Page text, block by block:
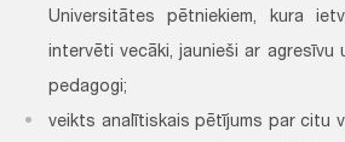
Universitātes pētniekiem, kura
intervēti vecāki, jaunieši ar agresīvu
pedagogi;
veikts analītiskais pētījums par citu